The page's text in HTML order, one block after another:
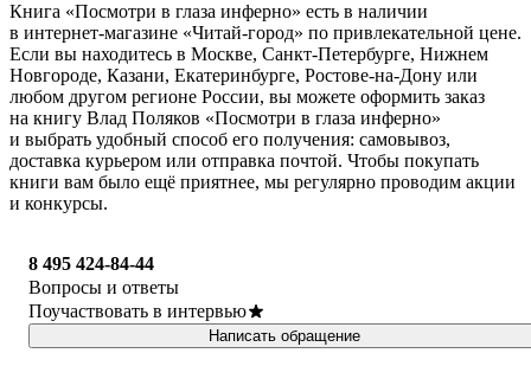
Книга «Посмотри в глаза инферно» есть в наличии
в интернет-магазине «Читай-город» по привлекательной цене.
Если вы находитесь в Москве, Санкт-Петербурге, Нижнем
Новгороде, Казани, Екатеринбурге, Ростове-на-Дону или
любом другом регионе России, вы можете оформить заказ
на книгу Влад Поляков «Посмотри в глаза инферно»
и выбрать удобный способ его получения: самовывоз,
доставка курьером или отправка почтой. Чтобы покупать
книги вам было ещё приятнее, мы регулярно проводим акции
и конкурсы.
8 495 424-84-44
Вопросы и ответы
Поучаствовать в интервью
Написать обращение